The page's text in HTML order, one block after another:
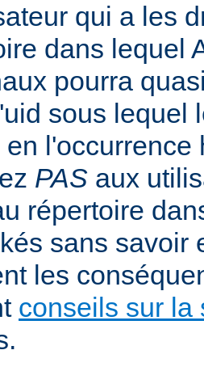
qui a les
dans lequel
pourra
sous lequel
en
PAS aux
répertoire
sans savoir
les
conseils sur la